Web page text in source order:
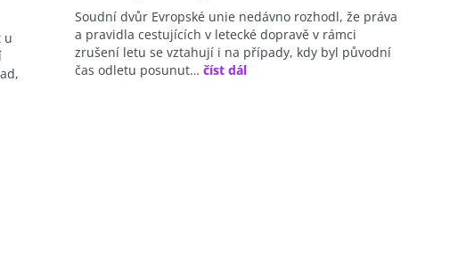
u
Soudní dvůr Evropské unie nedávno rozhodl, že práva
a pravidla cestujících v letecké dopravě v rámci
zrušení letu se vztahují i na případy, kdy byl původní
čas odletu posunut… číst dál